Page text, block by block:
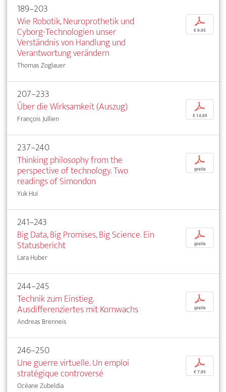
189–203
Wie Robotik, Neuroprothetik und
Cyborg-Technologien unser
Verständnis von Handlung und
Verantwortung verändern
Thomas Zoglauer
p
€ 9,95
207–233
Über die Wirksamkeit (Auszug)
François Jullien
p
€ 14,95
237–240
Thinking philosophy from the
perspective of technology. Two
readings of Simondon
Yuk Hui
p
gratis
241–243
Big Data, Big Promises, Big Science. Ein
Statusbericht
Lara Huber
p
gratis
244–245
Technik zum Einstieg.
Ausdifferenziertes mit Kornwachs
Andreas Brenneis
p
gratis
246–250
Une guerre virtuelle. Un emploi
stratégique controversé
Océane Zubeldia
p
€ 7,95